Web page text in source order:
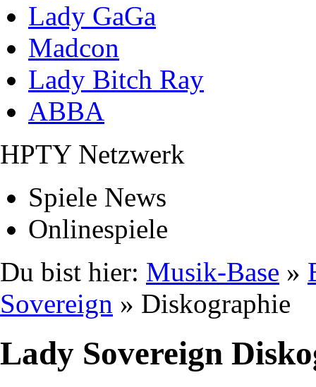
Lady GaGa
Madcon
Lady Bitch Ray
ABBA
HPTY Netzwerk
Spiele News
Onlinespiele
Du bist hier: Musik-Base »
Sovereign » Diskographie
Lady Sovereign